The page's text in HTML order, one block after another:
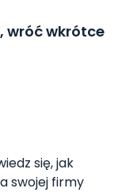
wróć wkrótce
się, jak
swojej firmy